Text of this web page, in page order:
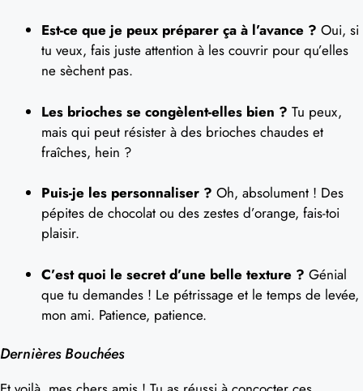
Est-ce que je peux préparer ça à l’avance ? Oui, si
tu veux, fais juste attention à les couvrir pour qu’elles
ne sèchent pas.
Les brioches se congèlent-elles bien ? Tu peux,
mais qui peut résister à des brioches chaudes et
fraîches, hein ?
Puis-je les personnaliser ? Oh, absolument ! Des
pépites de chocolat ou des zestes d’orange, fais-toi
plaisir.
C’est quoi le secret d’une belle texture ? Génial
que tu demandes ! Le pétrissage et le temps de levée,
mon ami. Patience, patience.
Dernières Bouchées